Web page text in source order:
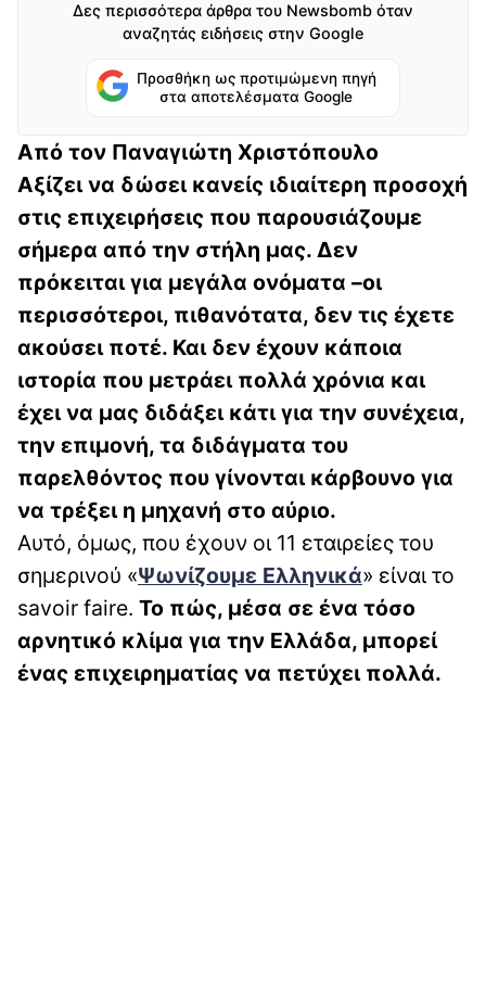
Δες περισσότερα άρθρα του Newsbomb όταν
αναζητάς ειδήσεις στην Google
Προσθήκη ως προτιμώμενη πηγή
στα αποτελέσματα Google
Από τον Παναγιώτη Χριστόπουλο
Αξίζει να δώσει κανείς ιδιαίτερη προσοχή
στις επιχειρήσεις που παρουσιάζουμε
σήμερα από την στήλη μας. Δεν
πρόκειται για μεγάλα ονόματα –οι
περισσότεροι, πιθανότατα, δεν τις έχετε
ακούσει ποτέ. Και δεν έχουν κάποια
ιστορία που μετράει πολλά χρόνια και
έχει να μας διδάξει κάτι για την συνέχεια,
την επιμονή, τα διδάγματα του
παρελθόντος που γίνονται κάρβουνο για
να τρέξει η μηχανή στο αύριο.
Αυτό, όμως, που έχουν οι 11 εταιρείες του
σημερινού «Ψωνίζουμε Ελληνικά» είναι το
savoir faire. Το πώς, μέσα σε ένα τόσο
αρνητικό κλίμα για την Ελλάδα, μπορεί
ένας επιχειρηματίας να πετύχει πολλά.